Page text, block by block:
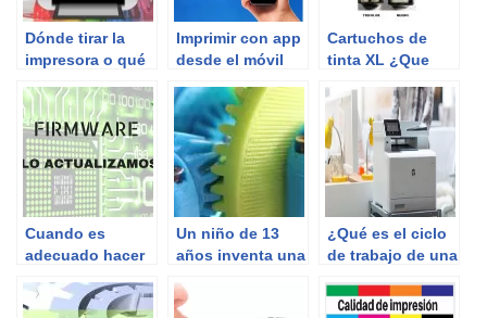
Dónde tirar la
impresora o qué
impresora en
desuso
Imprimir con app
desde el móvil
Cartuchos de
tinta XL ¿Que
Cuando es
adecuado hacer
actualización
Un niño de 13
años inventa una
¿Qué es el ciclo
de trabajo de una